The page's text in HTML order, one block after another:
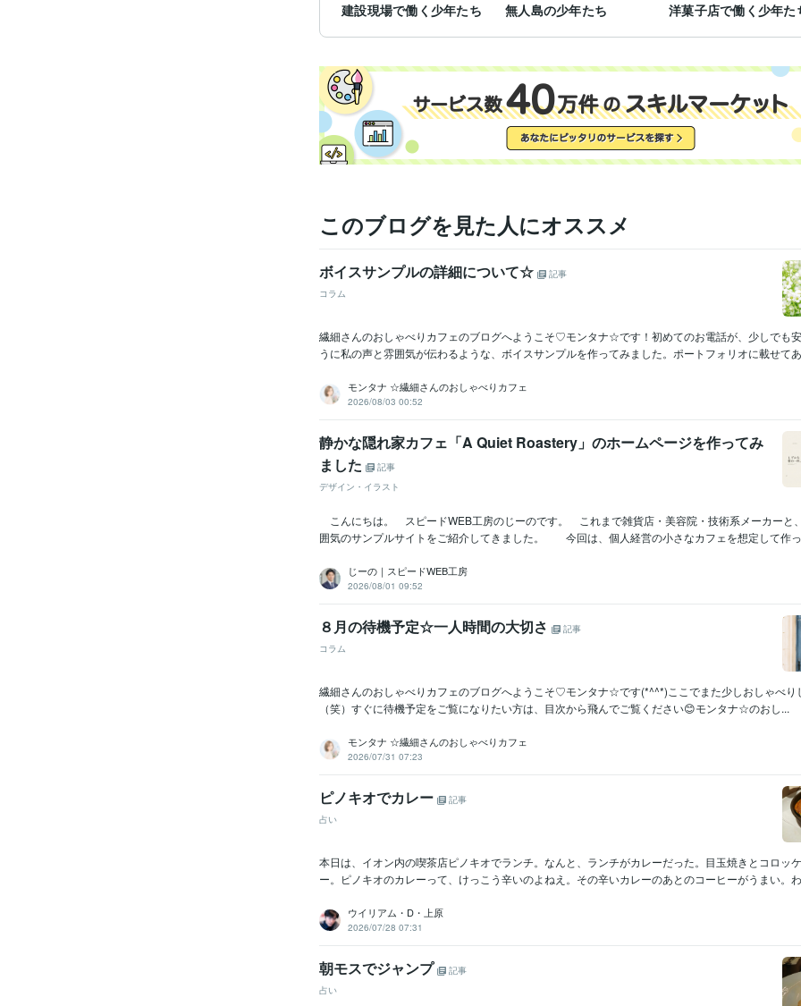
建設現場で働く少年たち 無人島の少年たち 洋菓子店で働く少年た
このブログを見た人にオススメ
ボイスサンプルの詳細について☆
記事
コラム
繊細さんのおしゃべりカフェのブログへようこそ♡モンタナ☆です！初めてのお電話が、少しでも
うに私の声と雰囲気が伝わるような、ボイスサンプルを作ってみました。ポートフォリオに載せて
モンタナ ☆繊細さんのおしゃべりカフェ
2026/08/03 00:52
静かな隠れ家カフェ「A Quiet Roastery」のホームページを作ってみ
ました
記事
デザイン・イラスト
こんにちは。 スピードWEB工房のじーのです。 これまで雑貨店・美容院・技術系メーカーと
囲気のサンプルサイトをご紹介してきました。 今回は、個人経営の小さなカフェを想定して作
じーの｜スピードWEB工房
2026/08/01 09:52
８月の待機予定☆一人時間の大切さ
記事
コラム
繊細さんのおしゃべりカフェのブログへようこそ♡モンタナ☆です(*^^*)ここでまた少しおしゃべり
（笑）すぐに待機予定をご覧になりたい方は、目次から飛んでご覧ください😊モンタナ☆のおし...
モンタナ ☆繊細さんのおしゃべりカフェ
2026/07/31 07:23
ピノキオでカレー
記事
占い
本日は、イオン内の喫茶店ピノキオでランチ。なんと、ランチがカレーだった。目玉焼きとコロッ
ー。ピノキオのカレーって、けっこう辛いのよねえ。その辛いカレーのあとのコーヒーがうまい。
ウイリアム・D・上原
2026/07/28 07:31
朝モスでジャンプ
記事
占い